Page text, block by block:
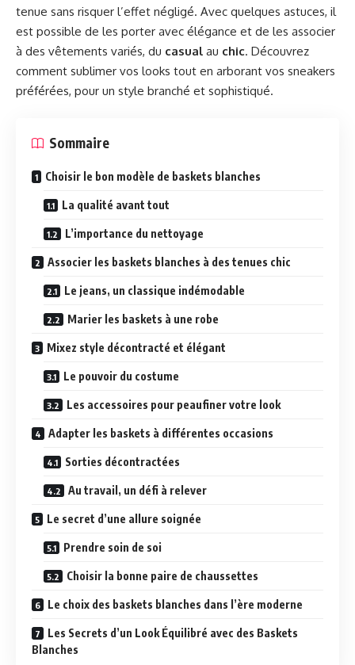
tenue sans risquer l’effet négligé. Avec quelques astuces, il
est possible de les porter avec élégance et de les associer
à des vêtements variés, du casual au chic. Découvrez
comment sublimer vos looks tout en arborant vos sneakers
préférées, pour un style branché et sophistiqué.
Sommaire
Choisir le bon modèle de baskets blanches
La qualité avant tout
L’importance du nettoyage
Associer les baskets blanches à des tenues chic
Le jeans, un classique indémodable
Marier les baskets à une robe
Mixez style décontracté et élégant
Le pouvoir du costume
Les accessoires pour peaufiner votre look
Adapter les baskets à différentes occasions
Sorties décontractées
Au travail, un défi à relever
Le secret d’une allure soignée
Prendre soin de soi
Choisir la bonne paire de chaussettes
Le choix des baskets blanches dans l’ère moderne
Les Secrets d’un Look Équilibré avec des Baskets
Blanches